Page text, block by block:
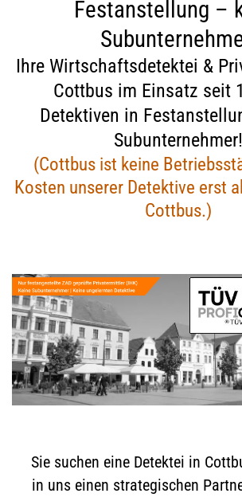
Festanstellung –
Ihre Wirtschaftsdetektei &
Cottbus im Einsatz seit
Detektiven in
Subunternehmer!
(Cottbus ist keine
Kosten unserer Detektive erst
Cottbus.)
Sie suchen eine Detektei in
in uns einen strategischen